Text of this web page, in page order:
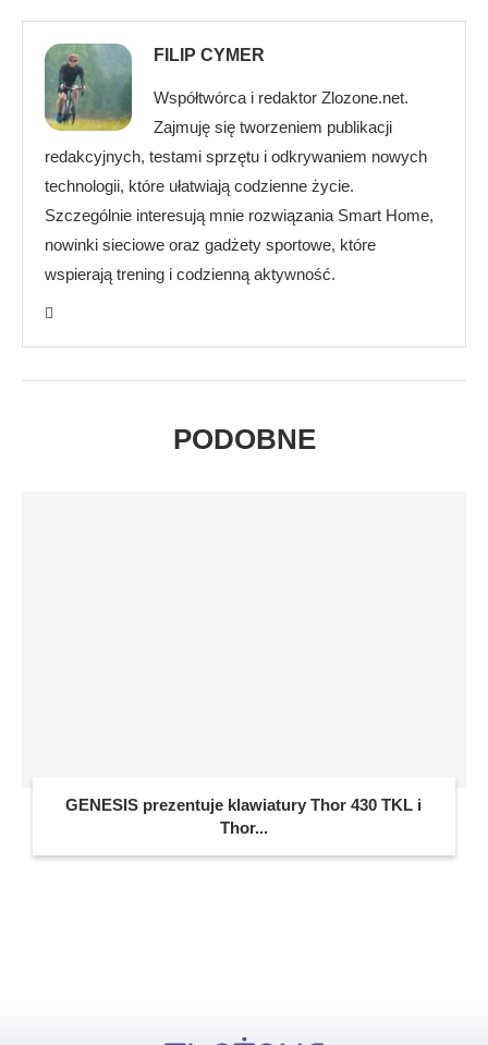
FILIP CYMER
Współtwórca i redaktor Zlozone.net.
Zajmuję się tworzeniem publikacji
redakcyjnych, testami sprzętu i odkrywaniem nowych
technologii, które ułatwiają codzienne życie.
Szczególnie interesują mnie rozwiązania Smart Home,
nowinki sieciowe oraz gadżety sportowe, które
wspierają trening i codzienną aktywność.
PODOBNE
GENESIS prezentuje klawiatury Thor 430 TKL i
Thor...